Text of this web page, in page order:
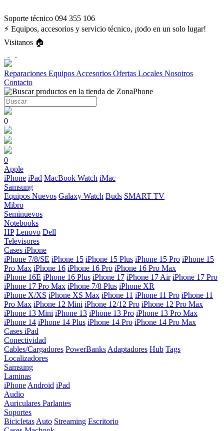
Soporte técnico 094 355 106
⚡ Equipos, accesorios y servicio técnico, ¡todo en un solo lugar!
Visitanos 🏠
Reparaciones Equipos Accesorios Ofertas Locales Nosotros
Contacto
0
0
Apple
iPhone iPad MacBook Watch iMac
Samsung
Equipos Nuevos Galaxy Watch Buds SMART TV
Mibro
Seminuevos
Notebooks
HP Lenovo Dell
Televisores
Cases iPhone
iPhone 7/8/SE iPhone 15 iPhone 15 Plus iPhone 15 Pro iPhone 15
Pro Max iPhone 16 iPhone 16 Pro iPhone 16 Pro Max
iPhone 16E iPhone 16 Plus iPhone 17 iPhone 17 Air iPhone 17 Pro
iPhone 17 Pro Max iPhone 7/8 Plus iPhone XR
iPhone X/XS iPhone XS Max iPhone 11 iPhone 11 Pro iPhone 11
Pro Max iPhone 12 Mini iPhone 12/12 Pro iPhone 12 Pro Max
iPhone 13 Mini iPhone 13 iPhone 13 Pro iPhone 13 Pro Max
iPhone 14 iPhone 14 Plus iPhone 14 Pro iPhone 14 Pro Max
Cases iPad
Conectividad
Cables/Cargadores PowerBanks Adaptadores Hub Tags
Localizadores
Samsung
Laminas
iPhone Android iPad
Audio
Auriculares Parlantes
Soportes
Bicicletas Auto Streaming Escritorio